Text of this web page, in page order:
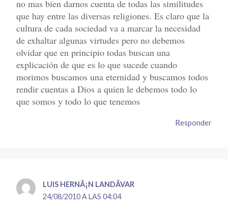
no mas bien darnos cuenta de todas las similitudes
que hay entre las diversas religiones. Es claro que la
cultura de cada sociedad va a marcar la necesidad
de exhaltar algunas virtudes pero no debemos
olvidar que en principio todas buscan una
explicación de que es lo que sucede cuando
morimos buscamos una eternidad y buscamos todos
rendir cuentas a Dios a quien le debemos todo lo
que somos y todo lo que tenemos
Responder
LUIS HERNÃ¡N LANDÃ­VAR
24/08/2010 A LAS 04:04